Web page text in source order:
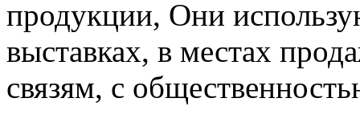
продукции, Они
выставках, в местах
связям, с